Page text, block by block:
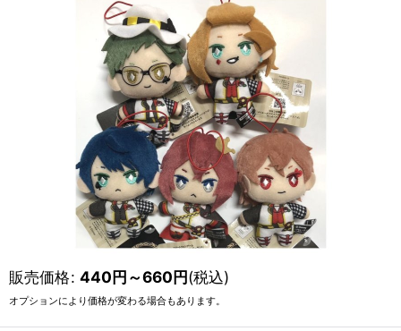
販売価格: 440円～660円(税込)
オプションにより価格が変わる場合もあります。